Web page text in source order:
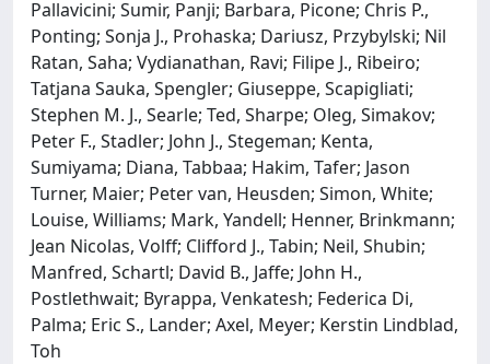
Pallavicini; Sumir, Panji; Barbara, Picone; Chris P.,
Ponting; Sonja J., Prohaska; Dariusz, Przybylski; Nil
Ratan, Saha; Vydianathan, Ravi; Filipe J., Ribeiro;
Tatjana Sauka, Spengler; Giuseppe, Scapigliati;
Stephen M. J., Searle; Ted, Sharpe; Oleg, Simakov;
Peter F., Stadler; John J., Stegeman; Kenta,
Sumiyama; Diana, Tabbaa; Hakim, Tafer; Jason
Turner, Maier; Peter van, Heusden; Simon, White;
Louise, Williams; Mark, Yandell; Henner, Brinkmann;
Jean Nicolas, Volff; Clifford J., Tabin; Neil, Shubin;
Manfred, Schartl; David B., Jaffe; John H.,
Postlethwait; Byrappa, Venkatesh; Federica Di,
Palma; Eric S., Lander; Axel, Meyer; Kerstin Lindblad,
Toh